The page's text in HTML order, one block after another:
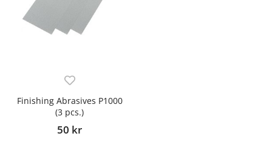
Finishing Abrasives P1000
(3 pcs.)
50 kr